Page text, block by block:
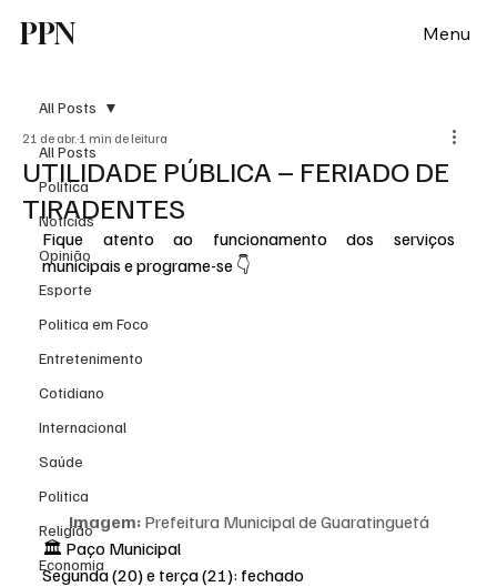
PPN Menu
All Posts
Política
Notícias
Opinião
Esporte
Politica em Foco
Entretenimento
Cotidiano
Internacional
Saúde
Politica
Religião
Economia
All Posts
UTILIDADE PÚBLICA – FERIADO DE
TIRADENTES
21 de abr. 1 min de leitura
Fique atento ao funcionamento dos serviços
municipais e programe-se 👇
Imagem: Prefeitura Municipal de Guaratinguetá
🏛️ Paço Municipal
Segunda (20) e terça (21): fechado